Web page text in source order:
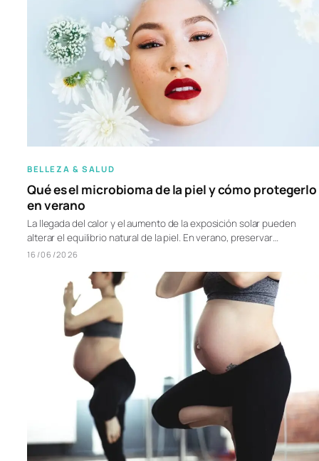
BELLEZA & SALUD
Qué es el microbioma de la piel y cómo protegerlo
en verano
La llegada del calor y el aumento de la exposición solar pueden
alterar el equilibrio natural de la piel. En verano, preservar…
16/06/2026